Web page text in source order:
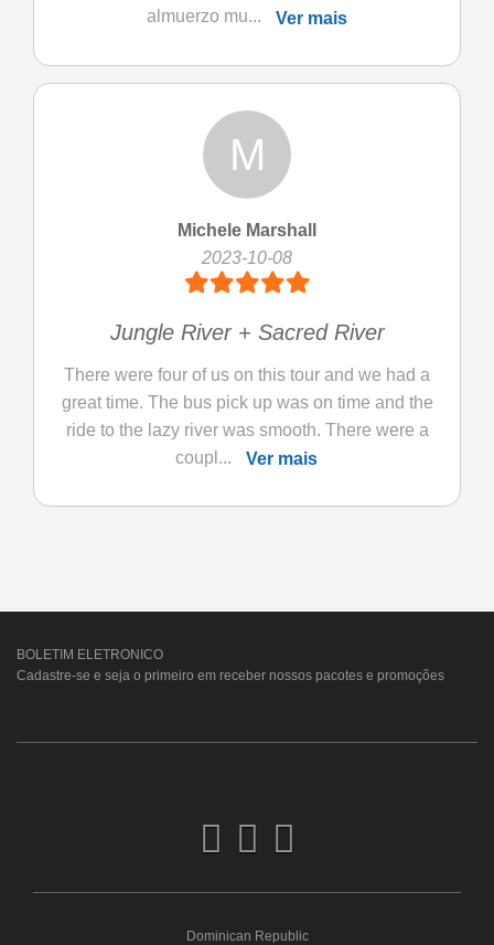
almuerzo mu...
Ver mais
M
Michele Marshall
2023-10-08
Jungle River + Sacred River
There were four of us on this tour and we had a
great time. The bus pick up was on time and the
ride to the lazy river was smooth. There were a
coupl...
Ver mais
BOLETIM ELETRONICO
Cadastre-se e seja o primeiro em receber nossos pacotes e promoções
Dominican Republic